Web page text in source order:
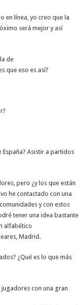
en línea, yo creo que la
será mejor y así
de
que eso es así?
Asistir a partidos
pero ¿y los que están
he contactado con una
y con estos
tener una idea bastante
alfabético
Madrid.
¿Qué es lo que más
con una gran